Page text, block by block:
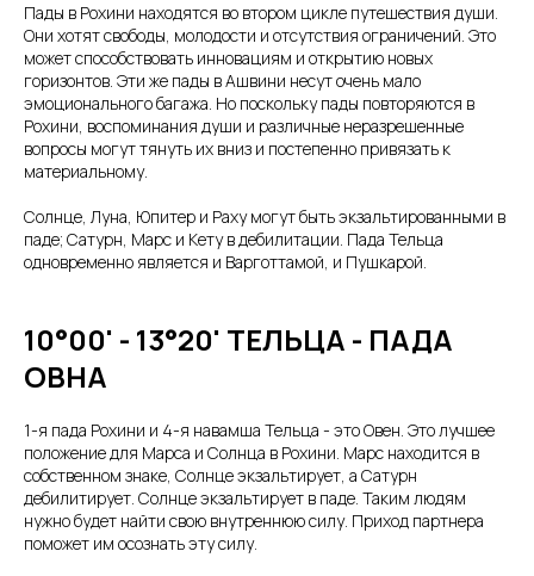
Пады в Рохини находятся во втором цикле путешествия души.
Они хотят свободы, молодости и отсутствия ограничений. Это
может способствовать инновациям и открытию новых
горизонтов. Эти же пады в Ашвини несут очень мало
эмоционального багажа. Но поскольку пады повторяются в
Рохини, воспоминания души и различные неразрешенные
вопросы могут тянуть их вниз и постепенно привязать к
материальному.
Солнце, Луна, Юпитер и Раху могут быть экзальтированными в
паде; Сатурн, Марс и Кету в дебилитации. Пада Тельца
одновременно является и Варготтамой, и Пушкарой.
10°00' - 13°20' ТЕЛЬЦА - ПАДА
ОВНА
1-я пада Рохини и 4-я навамша Тельца - это Овен. Это лучшее
положение для Марса и Солнца в Рохини. Марс находится в
собственном знаке, Солнце экзальтирует, а Сатурн
дебилитирует. Солнце экзальтирует в паде. Таким людям
нужно будет найти свою внутреннюю силу. Приход партнера
поможет им осознать эту силу.